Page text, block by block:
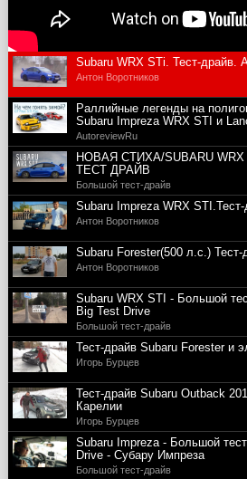
Subaru WRX STi. Тест-драйв.
Антон Воротников
Раллийные легенды на
Subaru Impreza WRX STI и
AutoreviewRu
НОВАЯ СТИХА/SUBARU
ТЕСТ ДРАЙВ
Большой тест-драйв
Subaru Impreza WRX
Антон Воротников
Subaru Forester(500 л.с.)
Антон Воротников
Subaru WRX STI - Большой
Big Test Drive
Большой тест-драйв
Тест-драйв Subaru Forester и
Игорь Бурцев
Тест-драйв Subaru Outback
Карелии
Игорь Бурцев
Subaru Impreza - Большой
Drive - Субару Импреза
Большой тест-драйв